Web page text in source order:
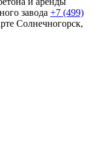
завода +7 (499)
Солнечногорск,